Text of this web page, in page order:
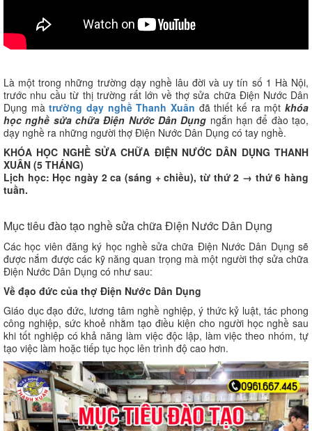
Là một trong những trường dạy nghề lâu đời và uy tín số 1 Hà Nội,
trước nhu cầu từ thị trường rất lớn về thợ sửa chữa Điện Nước Dân
Dụng màtrường dạy nghề Thanh Xuân đã thiết kế ra mộtkhóa
học nghề sửa chữa Điện Nước Dân Dụng ngắn hạn để đào tạo,
dạy nghề ra những người thợ Điện Nước Dân Dụng có tay nghề.
KHÓA HỌC NGHỀ SỬA CHỮA ĐIỆN NƯỚC DÂN DỤNG THANH
XUÂN (5 THÁNG)
Lịch học: Học ngày 2 ca (sáng + chiều), từ thứ 2 → thứ 6 hàng
tuần.
Mục tiêu đào tạo nghề sửa chữa Điện Nước Dân Dụng
Các học viên đăng ký học nghề sửa chữa Điện Nước Dân Dụng sẽ
được nắm được các kỹ năng quan trọng mà một người thợ sửa chữa
Điện Nước Dân Dụng có như sau:
Về đạo đức của thợ Điện Nước Dân Dụng
Giáo dục đạo đức, lương tâm nghề nghiệp, ý thức kỷ luật, tác phong
công nghiệp, sức khoẻ nhằm tạo điều kiện cho người học nghề sau
khi tốt nghiệp có khả năng làm việc độc lập, làm việc theo nhóm, tự
tạo việc làm hoặc tiếp tục học lên trình độ cao hơn.